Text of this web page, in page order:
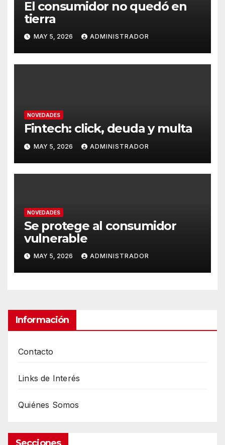
El consumidor no quedó en
tierra
MAY 5, 2026 ADMINISTRADOR
NOVEDADES
Fintech: click, deuda y multa
MAY 5, 2026 ADMINISTRADOR
NOVEDADES
Se protege al consumidor
vulnerable
MAY 5, 2026 ADMINISTRADOR
Información
Contacto
Links de Interés
Quiénes Somos